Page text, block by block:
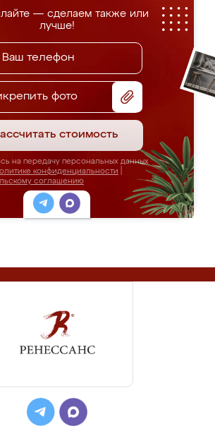
— сделаем также или
лучше!
фото
стоимость
на передачу персональных данных
конфиденциальности
соглашению